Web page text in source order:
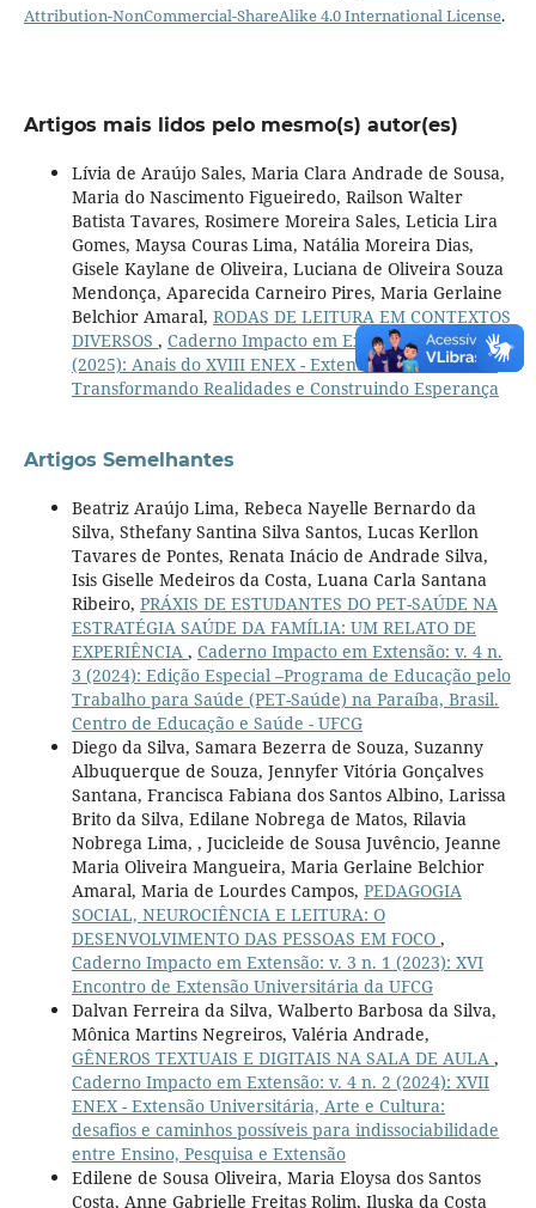
Attribution-NonCommercial-ShareAlike 4.0 International License.
Artigos mais lidos pelo mesmo(s) autor(es)
Lívia de Araújo Sales, Maria Clara Andrade de Sousa,
Maria do Nascimento Figueiredo, Railson Walter
Batista Tavares, Rosimere Moreira Sales, Leticia Lira
Gomes, Maysa Couras Lima, Natália Moreira Dias,
Gisele Kaylane de Oliveira, Luciana de Oliveira Souza
Mendonça, Aparecida Carneiro Pires, Maria Gerlaine
Belchior Amaral, RODAS DE LEITURA EM CONTEXTOS
DIVERSOS , Caderno Impacto em Extensão: v. 5 n. 1
(2025): Anais do XVIII ENEX - Extensão Universitária:
Transformando Realidades e Construindo Esperança
Artigos Semelhantes
Beatriz Araújo Lima, Rebeca Nayelle Bernardo da
Silva, Sthefany Santina Silva Santos, Lucas Kerllon
Tavares de Pontes, Renata Inácio de Andrade Silva,
Isis Giselle Medeiros da Costa, Luana Carla Santana
Ribeiro, PRÁXIS DE ESTUDANTES DO PET-SAÚDE NA
ESTRATÉGIA SAÚDE DA FAMÍLIA: UM RELATO DE
EXPERIÊNCIA , Caderno Impacto em Extensão: v. 4 n.
3 (2024): Edição Especial –Programa de Educação pelo
Trabalho para Saúde (PET-Saúde) na Paraíba, Brasil.
Centro de Educação e Saúde - UFCG
Diego da Silva, Samara Bezerra de Souza, Suzanny
Albuquerque de Souza, Jennyfer Vitória Gonçalves
Santana, Francisca Fabiana dos Santos Albino, Larissa
Brito da Silva, Edilane Nobrega de Matos, Rilavia
Nobrega Lima, , Jucicleide de Sousa Juvêncio, Jeanne
Maria Oliveira Mangueira, Maria Gerlaine Belchior
Amaral, Maria de Lourdes Campos, PEDAGOGIA
SOCIAL, NEUROCIÊNCIA E LEITURA: O
DESENVOLVIMENTO DAS PESSOAS EM FOCO ,
Caderno Impacto em Extensão: v. 3 n. 1 (2023): XVI
Encontro de Extensão Universitária da UFCG
Dalvan Ferreira da Silva, Walberto Barbosa da Silva,
Mônica Martins Negreiros, Valéria Andrade,
GÊNEROS TEXTUAIS E DIGITAIS NA SALA DE AULA ,
Caderno Impacto em Extensão: v. 4 n. 2 (2024): XVII
ENEX - Extensão Universitária, Arte e Cultura:
desafios e caminhos possíveis para indissociabilidade
entre Ensino, Pesquisa e Extensão
Edilene de Sousa Oliveira, Maria Eloysa dos Santos
Costa, Anne Gabrielle Freitas Rolim, Iluska da Costa